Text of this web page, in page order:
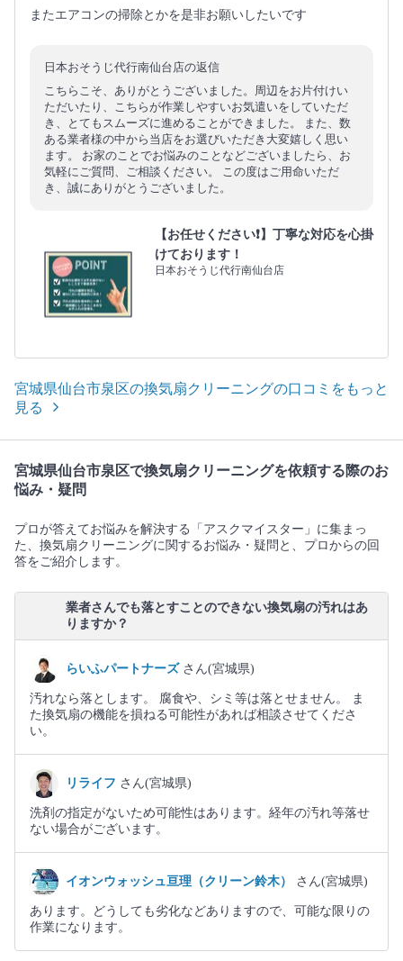
またエアコンの掃除とかを是非お願いしたいです
日本おそうじ代行南仙台店の返信
こちらこそ、ありがとうございました。周辺をお片付けい
ただいたり、こちらが作業しやすいお気遣いをしていただ
き、とてもスムーズに進めることができました。 また、数
ある業者様の中から当店をお選びいただき大変嬉しく思い
ます。 お家のことでお悩みのことなどございましたら、お
気軽にご質問、ご相談ください。 この度はご用命いただ
き、誠にありがとうございました。
【お任せください❗️】丁寧な対応を心掛
けております！
日本おそうじ代行南仙台店
宮城県仙台市泉区の換気扇クリーニングの口コミをもっと
見る
宮城県仙台市泉区で換気扇クリーニングを依頼する際のお
悩み・疑問
プロが答えてお悩みを解決する「アスクマイスター」に集まっ
た、換気扇クリーニングに関するお悩み・疑問と、プロからの回
答をご紹介します。
業者さんでも落とすことのできない換気扇の汚れはあ
りますか？
らいふパートナーズ さん(宮城県)
汚れなら落とします。 腐食や、シミ等は落とせません。 ま
た換気扇の機能を損ねる可能性があれば相談させてくださ
い。
リライフ さん(宮城県)
洗剤の指定がないため可能性はあります。経年の汚れ等落せ
ない場合がございます。
イオンウォッシュ亘理（クリーン鈴木） さん(宮城県)
あります。どうしても劣化などありますので、可能な限りの
作業になります。